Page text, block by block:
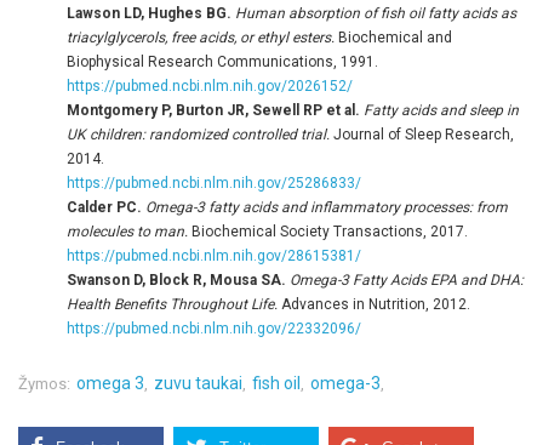
Lawson LD, Hughes BG. Human absorption of fish oil fatty acids as
triacylglycerols, free acids, or ethyl esters. Biochemical and
Biophysical Research Communications, 1991.
https://pubmed.ncbi.nlm.nih.gov/2026152/
Montgomery P, Burton JR, Sewell RP et al. Fatty acids and sleep in
UK children: randomized controlled trial. Journal of Sleep Research,
2014.
https://pubmed.ncbi.nlm.nih.gov/25286833/
Calder PC. Omega-3 fatty acids and inflammatory processes: from
molecules to man. Biochemical Society Transactions, 2017.
https://pubmed.ncbi.nlm.nih.gov/28615381/
Swanson D, Block R, Mousa SA. Omega-3 Fatty Acids EPA and DHA:
Health Benefits Throughout Life. Advances in Nutrition, 2012.
https://pubmed.ncbi.nlm.nih.gov/22332096/
Žymos: omega 3, zuvu taukai, fish oil , omega-3,